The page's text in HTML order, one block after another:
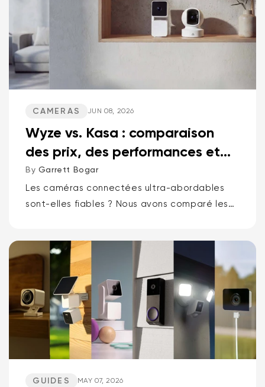
CAMERAS JUN 08, 2026
Wyze vs. Kasa : comparaison
des prix, des performances et
des fonctionnalités
By Garrett Bogar
Les caméras connectées ultra-abordables
sont-elles fiables ? Nous avons comparé les
sonnettes vidéo. Spoiler : une marque...
GUIDES MAY 07, 2026